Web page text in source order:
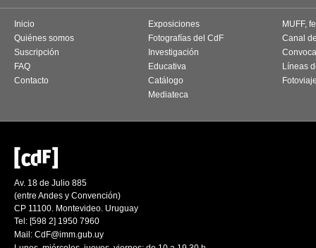
Inicio
Quiénes somos
Suscripción
FAQ
Contacto
Exposiciones
Fotografías del CdF
Investigación
Educativa
Catálogo
Mediateca
MUFF,
Canal
Líneas
Av. 18 de Julio 885
(entre Andes y Convención)
CP 11100. Montevideo. Uruguay
Tel: [598 2] 1950 7960
Mail: CdF@imm.gub.uy